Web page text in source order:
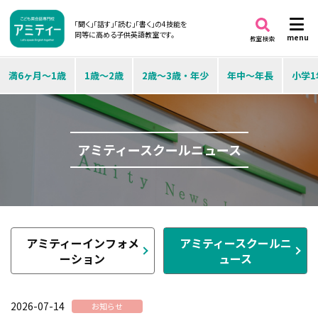
「聞く」「話す」「読む」「書く」の4技能を
同等に高める子供英語教室です。
menu
教室検索
満6ヶ月～1歳 1歳～2歳 2歳～3歳・年少 年中～年長 小学
アミティースクールニュース
アミティーインフォメ
ーション
アミティースクールニ
ュース
2026-07-14 お知らせ